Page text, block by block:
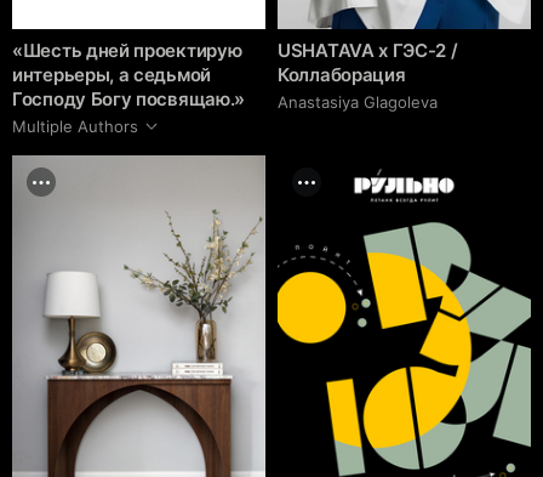
«Шесть дней проектирую
интерьеры, а седьмой
Господу Богу посвящаю.»
Multiple Authors
USHATAVA x ГЭС-2 /
Коллаборация
Anastasiya Glagoleva